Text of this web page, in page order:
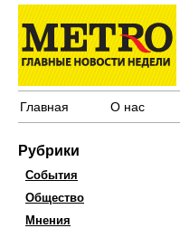
Главная О нас
Рубрики
События
Общество
Мнения